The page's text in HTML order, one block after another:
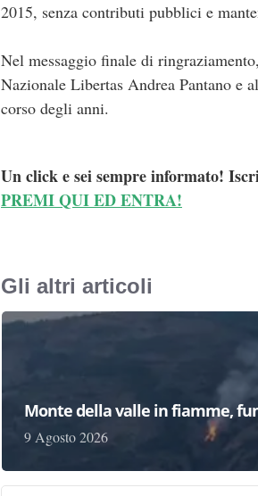
2015, senza contributi pubblici e
Nel messaggio finale di
Nazionale Libertas Andrea Pantano e
corso degli anni.
Un click e sei sempre informato!
PREMI QUI ED ENTRA!
Gli altri articoli
Monte della valle in fiamme,
9 Agosto 2026